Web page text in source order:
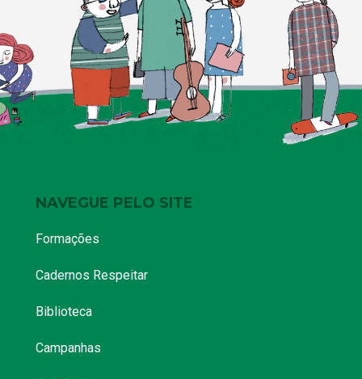
NAVEGUE PELO SITE
Formações
Cadernos Respeitar
Biblioteca
Campanhas